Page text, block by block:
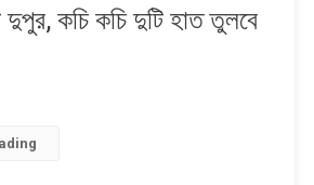
দুপুর, কচি কচি দুটি হাত তুলবে